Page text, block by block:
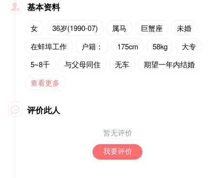
 基本资料
女 36岁(1990-07) 属马 巨蟹座
未婚
在蚌埠工作
户籍： 175cm 58kg
大专
5~8千
与父母同住 无车
期望一年内结婚
查看更多
 评价此人
暂无评价
我要评价